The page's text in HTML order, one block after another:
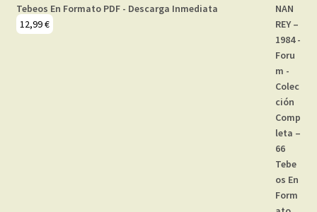
Tebeos En Formato PDF - Descarga Inmediata
12,99€